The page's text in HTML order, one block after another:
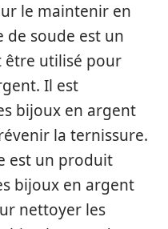
le maintenir en
de soude est un
utilisé pour
Il est
bijoux en argent
la ternissure.
est un produit
bijoux en argent
nettoyer les